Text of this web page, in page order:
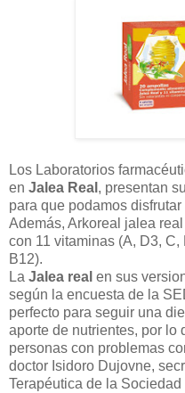
Los Laboratorios
en Jalea Real , presentan
para que podamos
Además, Arkoreal jalea
con 11 vitaminas (A, D3,
B12).
La Jalea real en sus
según la encuesta de la
perfecto para seguir una
aporte de nutrientes, por lo
personas con problemas
doctor Isidoro Dujovne,
Terapéutica de la